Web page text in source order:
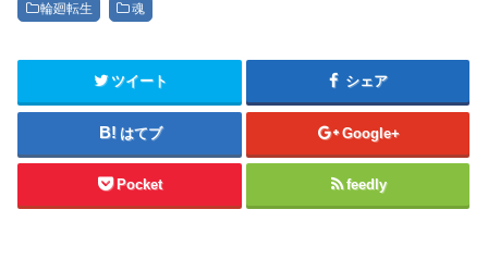
輪廻転生 魂
ツイート シェア
はてブ Google+
Pocket feedly